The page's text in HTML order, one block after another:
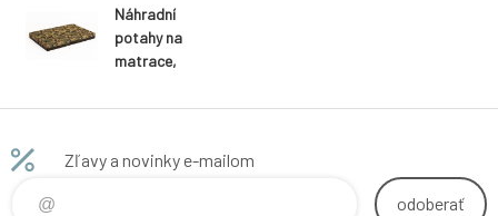
Náhradní
potahy na
matrace,
kamufláž
Zľavy a novinky e-mailom
odoberať